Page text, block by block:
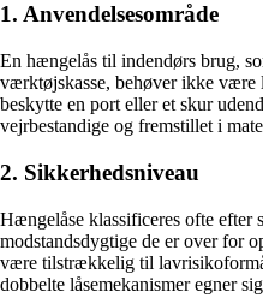
1. Anvendelsesområde
En hængelås til indendørs brug,
værktøjskasse, behøver ikke være
beskytte en port eller et skur
vejrbestandige og fremstillet i
2. Sikkerhedsniveau
Hængelåse klassificeres ofte efter
modstandsdygtige de er over for
være tilstrækkelig til
dobbelte låsemekanismer egner